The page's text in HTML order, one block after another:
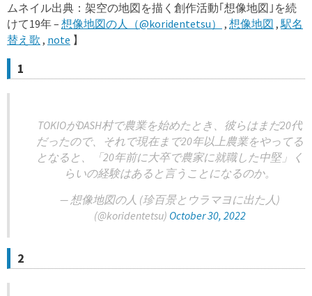
ムネイル出典：架空の地図を描く創作活動｢想像地図｣を続
けて19年 – 想像地図の人（@koridentetsu） , 想像地図 ,駅名
替え歌 , note 】
1
TOKIOがDASH村で農業を始めたとき、彼らはまだ20代
だったので、それで現在まで20年以上農業をやってる
となると、「20年前に大卒で農家に就職した中堅」く
らいの経験はあると言うことになるのか。
— 想像地図の人 (珍百景とウラマヨに出た人)
(@koridentetsu) October 30, 2022
2